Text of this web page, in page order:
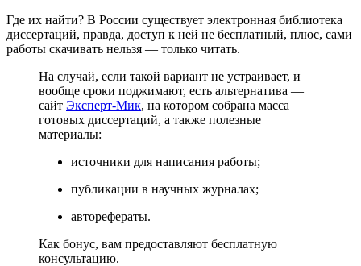
Где их найти? В России существует электронная библиотека
диссертаций, правда, доступ к ней не бесплатный, плюс, сами
работы скачивать нельзя — только читать.
На случай, если такой вариант не устраивает, и
вообще сроки поджимают, есть альтернатива —
сайт Эксперт-Мик, на котором собрана масса
готовых диссертаций, а также полезные
материалы:
источники для написания работы;
публикации в научных журналах;
авторефераты.
Как бонус, вам предоставляют бесплатную
консультацию.